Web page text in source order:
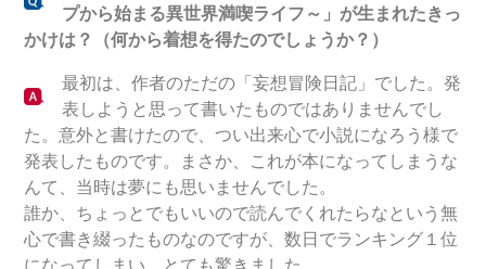
プから始まる異世界満喫ライフ～」が生まれたきっ
かけは？（何から着想を得たのでしょうか？）
最初は、作者のただの「妄想冒険日記」でした。発
表しようと思って書いたものではありませんでし
た。意外と書けたので、つい出来心で小説になろう様で
発表したものです。まさか、これが本になってしまうな
んて、当時は夢にも思いませんでした。
誰か、ちょっとでもいいので読んでくれたらなという無
心で書き綴ったものなのですが、数日でランキング１位